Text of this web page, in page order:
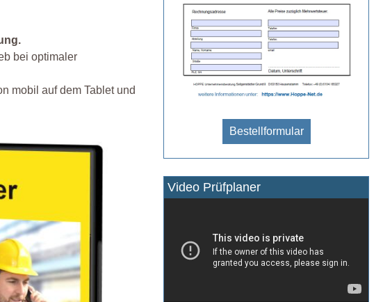
bei optimaler
mobil auf dem Tablet und
Bestellformular
Video Prüfplaner